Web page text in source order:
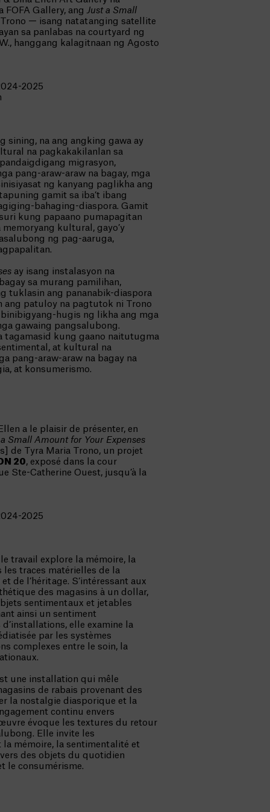
Gallery, ang Just a Small
Trono — isang natatanging satellite
sa panlabas na courtyard ng
hanggang kalagitnaan ng Agosto
2025
sining, na ang angking gawa ay
na pagkakakilanlan sa
migrasyon,
pang-araw-araw na bagay, mga
ng kanyang paglikha ang
gamit sa iba’t ibang
bahaging-diaspora. Gamit
kung papaano pumapagitan
kultural, gayo’y
ng pag-aaruga,
ay isang instalasyon na
sa murang pamilihan,
tuklasin ang pananabik-diaspora
ang patuloy na pagtutok ni Trono
hugis ng likha ang mga
gawaing pangsalubong.
tagamasid kung gaano naitutugma
at kultural na
pang-araw-araw na bagay na
at konsumerismo.
a le plaisir de présenter, en
Small Amount for Your Expenses
de Tyra Maria Trono, un projet
20, exposé dans la cour
Ste-Catherine Ouest, jusqu’à la
2025
travail explore la mémoire, la
traces matérielles de la
de l’héritage. S’intéressant aux
des magasins à un dollar,
sentimentaux et jetables
ainsi un sentiment
elle examine la
par les systèmes
complexes entre le soin, la
une installation qui mêle
de rabais provenant des
la nostalgie diasporique et la
continu envers
évoque les textures du retour
Elle invite les
la mémoire, la sentimentalité et
des objets du quotidien
le consumérisme.